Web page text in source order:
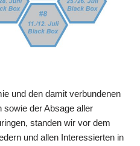
und den damit verbundenen
sowie der Absage aller
standen wir vor dem
und allen Interessierten in